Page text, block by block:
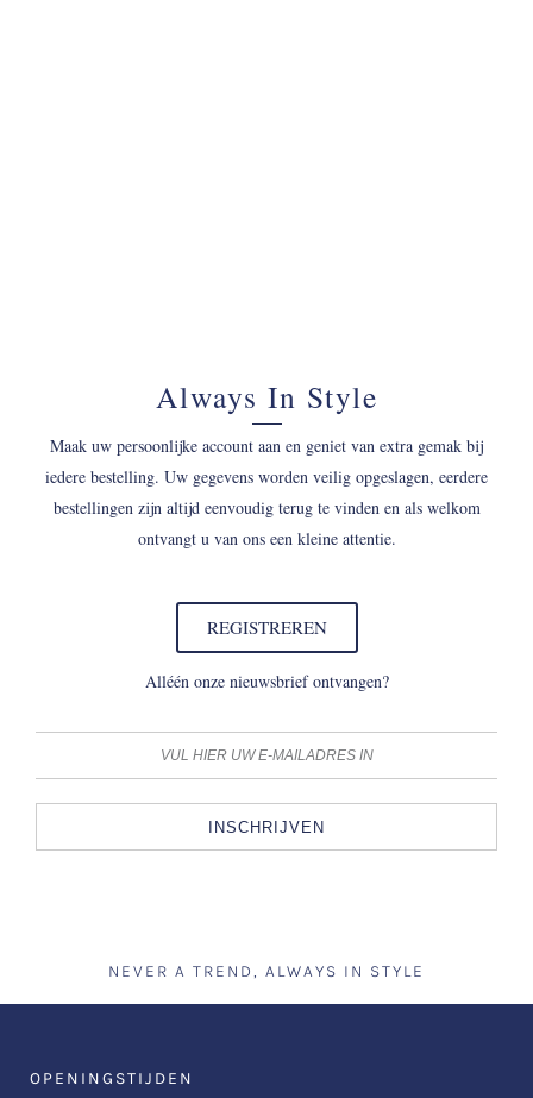
Always In Style
Maak uw persoonlijke account aan en geniet van extra gemak bij
iedere bestelling. Uw gegevens worden veilig opgeslagen, eerdere
bestellingen zijn altijd eenvoudig terug te vinden en als welkom
ontvangt u van ons een kleine attentie.
REGISTREREN
Alléén onze nieuwsbrief ontvangen?
INSCHRIJVEN
NEVER A TREND, ALWAYS IN STYLE
OPENINGSTIJDEN